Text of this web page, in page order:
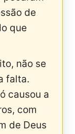
de
que
não se
falta.
causou a
com
de Deus